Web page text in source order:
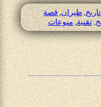
تاريخ,طيران,قصة
,تقنية,منوعات